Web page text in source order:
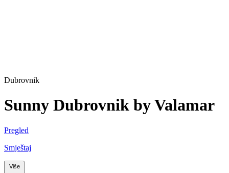
Dubrovnik
Sunny Dubrovnik by Valamar
Pregled
Smještaj
Više